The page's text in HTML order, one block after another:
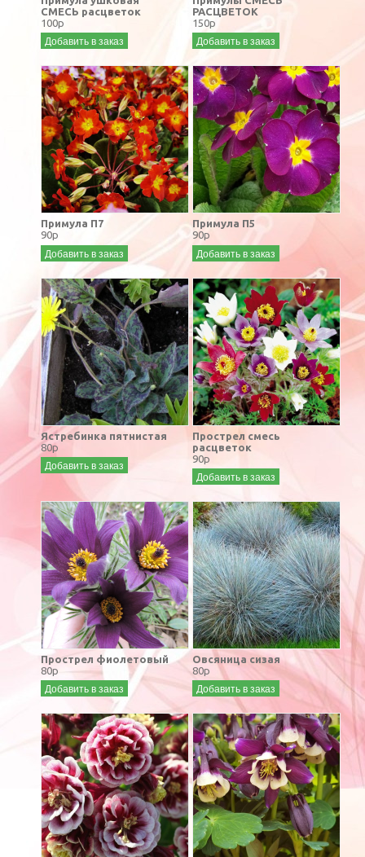
СМЕСЬ расцветок
100р
Добавить в заказ
РАСЦВЕТОК
150р
Добавить в заказ
Примула П7
90р
Добавить в заказ
Примула П5
90р
Добавить в заказ
Ястребинка пятнистая
80р
Добавить в заказ
Прострел смесь
расцветок
90р
Добавить в заказ
Прострел фиолетовый
80р
Добавить в заказ
Овсяница сизая
80р
Добавить в заказ